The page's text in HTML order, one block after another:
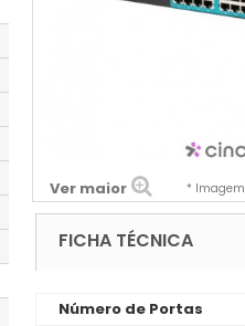
Ver maior *
FICHA TÉCNICA
Número de Portas